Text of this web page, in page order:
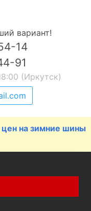
вариант!
14
91
(Иркутск)
на зимние шины